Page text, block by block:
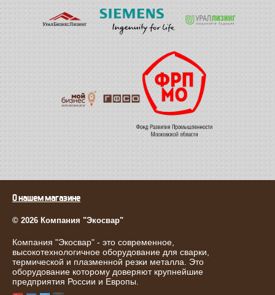
О нашем магазине
© 2026 Компания "Экосвар"
Компания "Экосвар" - это современное,
высокотехнологичное оборудование для сварки,
термической и плазменной резки металла. Это
оборудование которому доверяют крупнейшие
предприятия России и Европы.